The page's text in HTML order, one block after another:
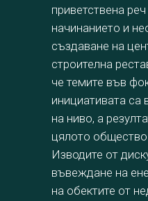
приветствена
начинанието и
създаване на
строителна
че темите във
инициативата са
на ниво, а
цялото
Изводите от
въвеждане на
на обектите от